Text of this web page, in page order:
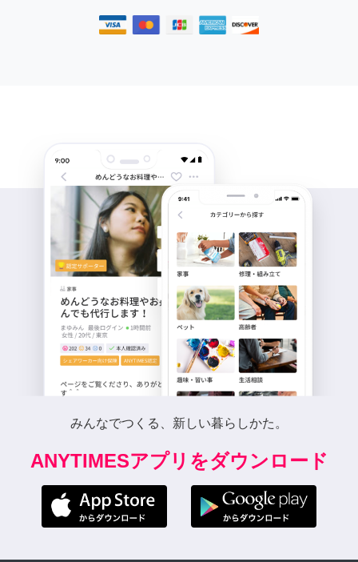
みんなでつくる、新しい暮らしかた。
ANYTIMESアプリをダウンロード